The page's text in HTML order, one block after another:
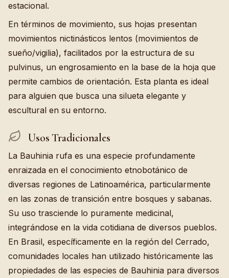
estacional.
En términos de movimiento, sus hojas presentan
movimientos nictinásticos lentos (movimientos de
sueño/vigilia), facilitados por la estructura de su
pulvinus, un engrosamiento en la base de la hoja que
permite cambios de orientación. Esta planta es ideal
para alguien que busca una silueta elegante y
escultural en su entorno.
Usos Tradicionales
La Bauhinia rufa es una especie profundamente
enraizada en el conocimiento etnobotánico de
diversas regiones de Latinoamérica, particularmente
en las zonas de transición entre bosques y sabanas.
Su uso trasciende lo puramente medicinal,
integrándose en la vida cotidiana de diversos pueblos.
En Brasil, específicamente en la región del Cerrado,
comunidades locales han utilizado históricamente las
propiedades de las especies de Bauhinia para diversos